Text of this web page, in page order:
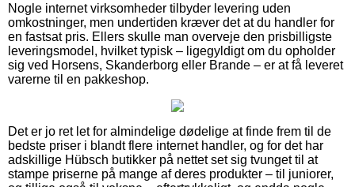
Nogle internet virksomheder tilbyder levering uden
omkostninger, men undertiden kræver det at du handler for
en fastsat pris. Ellers skulle man overveje den prisbilligste
leveringsmodel, hvilket typisk – ligegyldigt om du opholder
sig ved Horsens, Skanderborg eller Brande – er at få leveret
varerne til en pakkeshop.
Det er jo ret let for almindelige dødelige at finde frem til de
bedste priser i blandt flere internet handler, og for det har
adskillige Hübsch butikker på nettet set sig tvunget til at
stampe priserne på mange af deres produkter – til juniorer,